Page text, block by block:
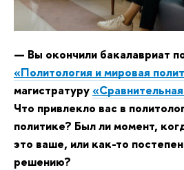
— Вы окончили бакалавриат
«Политология и мировая
магистратуру
Что привлекло вас в
политике? Был ли момент,
это ваше, или как-то
решению?